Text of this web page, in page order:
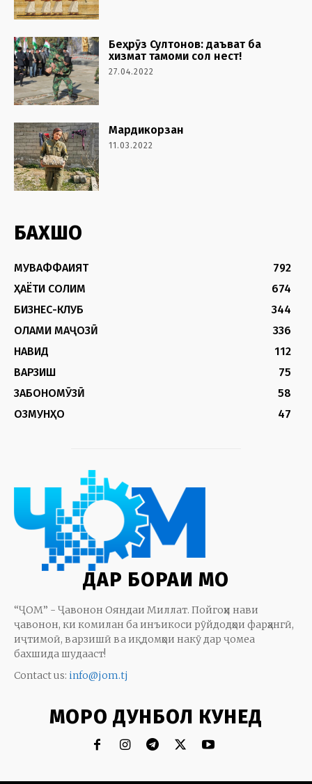
Беҳрӯз Султонов: даъват ба
хизмат тамоми сол нест!
27.04.2022
Мардикорзан
11.03.2022
БАХШҲО
МУВАФФАҚИЯТ
792
ҲАЁТИ СОЛИМ
674
БИЗНЕС-КЛУБ
344
ОЛАМИ МАҶОЗӢ
336
НАВИД
112
ВАРЗИШ
75
ЗАБОНОМӮЗӢ
58
ОЗМУНҲО
47
ДАР БОРАИ МО
“ҶОМ” - Ҷавонон Ояндаи Миллат. Пойгоҳи нави
ҷавонон, ки комилан ба инъикоси рӯйдодҳои фарҳангӣ,
иҷтимоӣ, варзишӣ ва иқдомҳои накӯ дар ҷомеа
бахшида шудааст!
Contact us: info@jom.tj
МОРО ДУНБОЛ КУНЕД